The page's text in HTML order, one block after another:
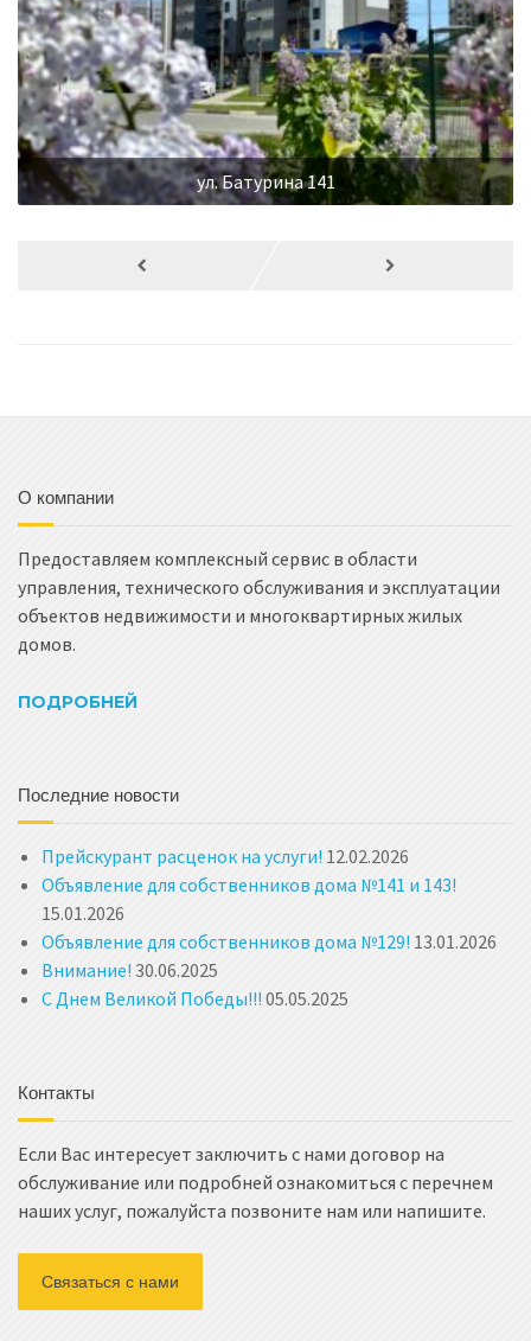
ул. Батурина 141
О компании
Предоставляем комплексный сервис в области
управления, технического обслуживания и эксплуатации
объектов недвижимости и многоквартирных жилых
домов.
ПОДРОБНЕЙ
Последние новости
Прейскурант расценок на услуги! 12.02.2026
Объявление для собственников дома №141 и 143!
15.01.2026
Объявление для собственников дома №129! 13.01.2026
Внимание! 30.06.2025
С Днем Великой Победы!!!05.05.2025
Контакты
Если Вас интересует заключить с нами договор на
обслуживание или подробней ознакомиться с перечнем
наших услуг, пожалуйста позвоните нам или напишите.
Связаться с нами